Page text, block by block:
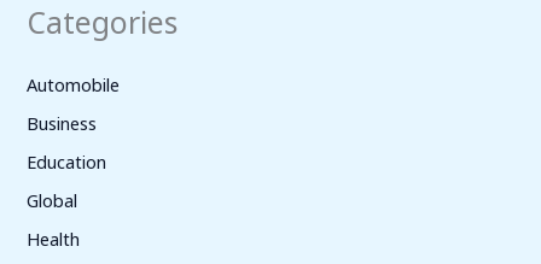
Categories
Automobile
Business
Education
Global
Health